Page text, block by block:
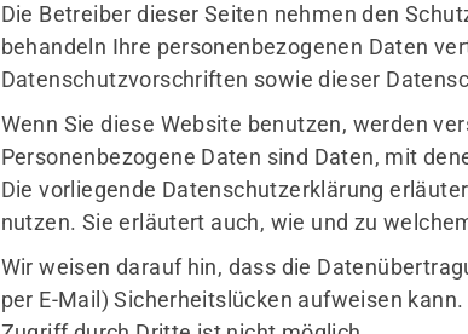
Die Betreiber dieser Seiten nehmen den
behandeln Ihre personenbezogenen Daten
Datenschutzvorschriften sowie dieser
Wenn Sie diese Website benutzen, werden
Personenbezogene Daten sind Daten, mit
Die vorliegende Datenschutzerklärung
nutzen. Sie erläutert auch, wie und zu
Wir weisen darauf hin, dass die
per E-Mail) Sicherheitslücken aufweisen